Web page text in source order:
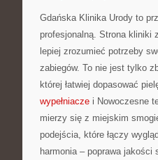
Gdańska Klinika Urody to
profesjonalną. Strona kliniki
lepiej zrozumieć potrzeby
zabiegów. To nie jest tylko
której łatwiej dopasować
wypełniacze i Nowoczesne
mierzy się z miejskim
podejścia, które łączy
harmonia – poprawa jakości